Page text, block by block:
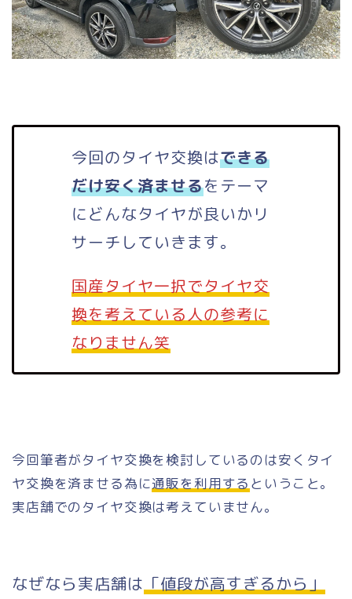
今回のタイヤ交換はできる
だけ安く済ませるをテーマ
にどんなタイヤが良いかリ
サーチしていきます。
国産タイヤ一択でタイヤ交
換を考えている人の参考に
なりません笑
今回筆者がタイヤ交換を検討しているのは安くタイ
ヤ交換を済ませる為に通販を利用する ということ。
実店舗でのタイヤ交換は考えていません。
なぜなら実店舗は 「値段が高すぎるから」